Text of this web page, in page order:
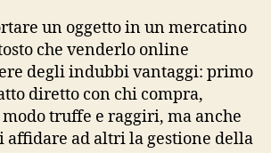
un oggetto in un mercatino
che venderlo online
degli indubbi vantaggi: primo
diretto con chi compra,
truffe e raggiri, ma anche
affidare ad altri la gestione della